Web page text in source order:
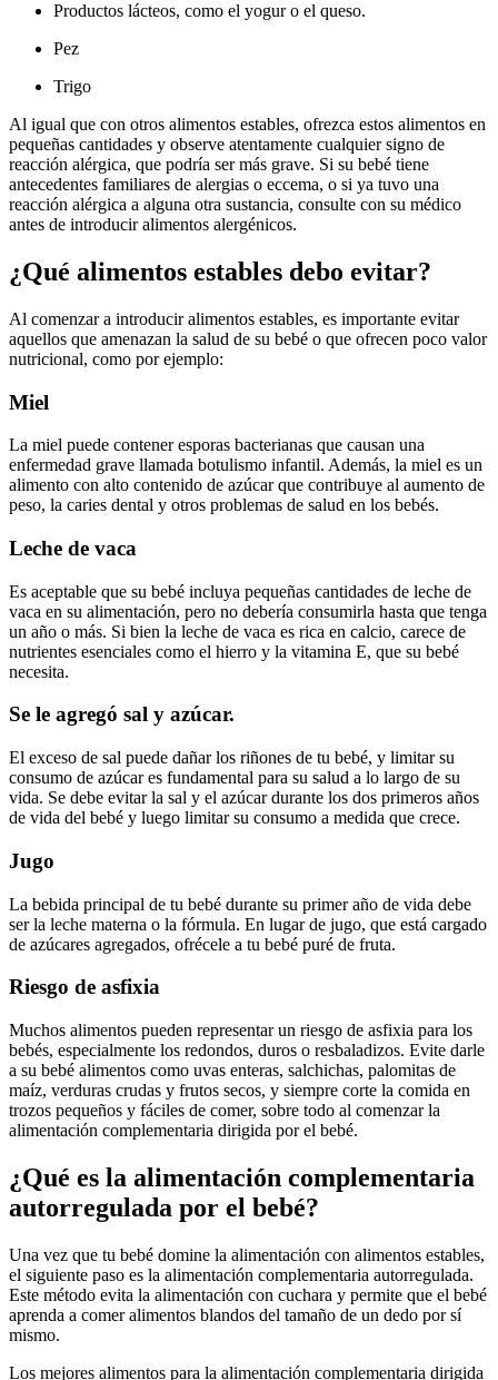
Productos lácteos, como el yogur o el queso.
Pez
Trigo
Al igual que con otros alimentos estables, ofrezca estos alimentos en
pequeñas cantidades y observe atentamente cualquier signo de
reacción alérgica, que podría ser más grave. Si su bebé tiene
antecedentes familiares de alergias o eccema, o si ya tuvo una
reacción alérgica a alguna otra sustancia, consulte con su médico
antes de introducir alimentos alergénicos.
¿Qué alimentos estables debo evitar?
Al comenzar a introducir alimentos estables, es importante evitar
aquellos que amenazan la salud de su bebé o que ofrecen poco valor
nutricional, como por ejemplo:
Miel
La miel puede contener esporas bacterianas que causan una
enfermedad grave llamada botulismo infantil. Además, la miel es un
alimento con alto contenido de azúcar que contribuye al aumento de
peso, la caries dental y otros problemas de salud en los bebés.
Leche de vaca
Es aceptable que su bebé incluya pequeñas cantidades de leche de
vaca en su alimentación, pero no debería consumirla hasta que tenga
un año o más. Si bien la leche de vaca es rica en calcio, carece de
nutrientes esenciales como el hierro y la vitamina E, que su bebé
necesita.
Se le agregó sal y azúcar.
El exceso de sal puede dañar los riñones de tu bebé, y limitar su
consumo de azúcar es fundamental para su salud a lo largo de su
vida. Se debe evitar la sal y el azúcar durante los dos primeros años
de vida del bebé y luego limitar su consumo a medida que crece.
Jugo
La bebida principal de tu bebé durante su primer año de vida debe
ser la leche materna o la fórmula. En lugar de jugo, que está cargado
de azúcares agregados, ofrécele a tu bebé puré de fruta.
Riesgo de asfixia
Muchos alimentos pueden representar un riesgo de asfixia para los
bebés, especialmente los redondos, duros o resbaladizos. Evite darle
a su bebé alimentos como uvas enteras, salchichas, palomitas de
maíz, verduras crudas y frutos secos, y siempre corte la comida en
trozos pequeños y fáciles de comer, sobre todo al comenzar la
alimentación complementaria dirigida por el bebé.
¿Qué es la alimentación complementaria
autorregulada por el bebé?
Una vez que tu bebé domine la alimentación con alimentos estables,
el siguiente paso es la alimentación complementaria autorregulada.
Este método evita la alimentación con cuchara y permite que el bebé
aprenda a comer alimentos blandos del tamaño de un dedo por sí
mismo.
Los mejores alimentos para la alimentación complementaria dirigida